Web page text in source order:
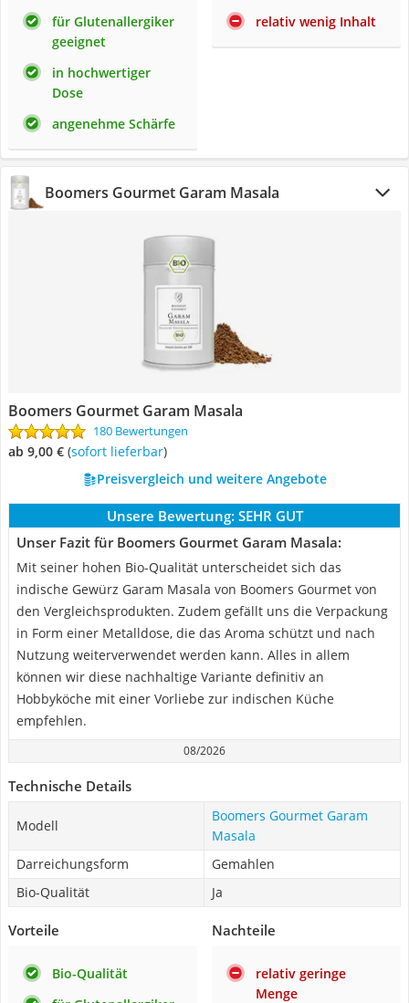
für Glutenallergiker
geeignet
in hochwertiger
Dose
angenehme Schärfe
relativ wenig Inhalt
Boomers Gourmet Garam Masala
Boomers Gourmet Garam Masala
180 Bewertungen
ab 9,00 € ( Sofort lieferbar)
Preisvergleich und weitere Angebote
Unsere Bewertung: SEHR GUT
Unser Fazit für Boomers Gourmet Garam Masala:
Mit seiner hohen Bio-Qualität unterscheidet sich das
indische Gewürz Garam Masala von Boomers Gourmet von
den Vergleichsprodukten. Zudem gefällt uns die Verpackung
in Form einer Metalldose, die das Aroma schützt und nach
Nutzung weiterverwendet werden kann. Alles in allem
können wir diese nachhaltige Variante definitiv an
Hobbyköche mit einer Vorliebe zur indischen Küche
empfehlen.
08/2026
Technische Details
Modell
Boomers Gourmet Garam
Masala
Darreichungsform
Gemahlen
Bio-Qualität
Ja
Vorteile
Bio-Qualität
Nachteile
relativ geringe
Menge